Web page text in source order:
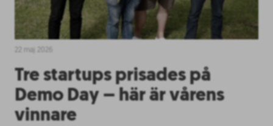
Tre startups prisades på
Demo Day – här är vårens
vinnare